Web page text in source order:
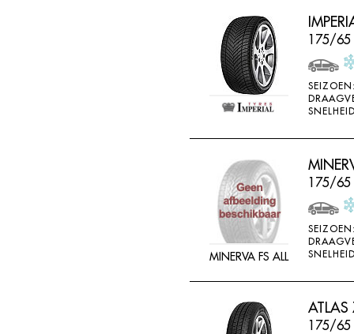
175/65
MINERVA FS ALL
175/65
175/65